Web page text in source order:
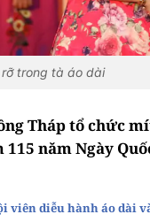
trong tà áo dài
Tháp tổ chức
năm Ngày
viên diễu hành áo dài